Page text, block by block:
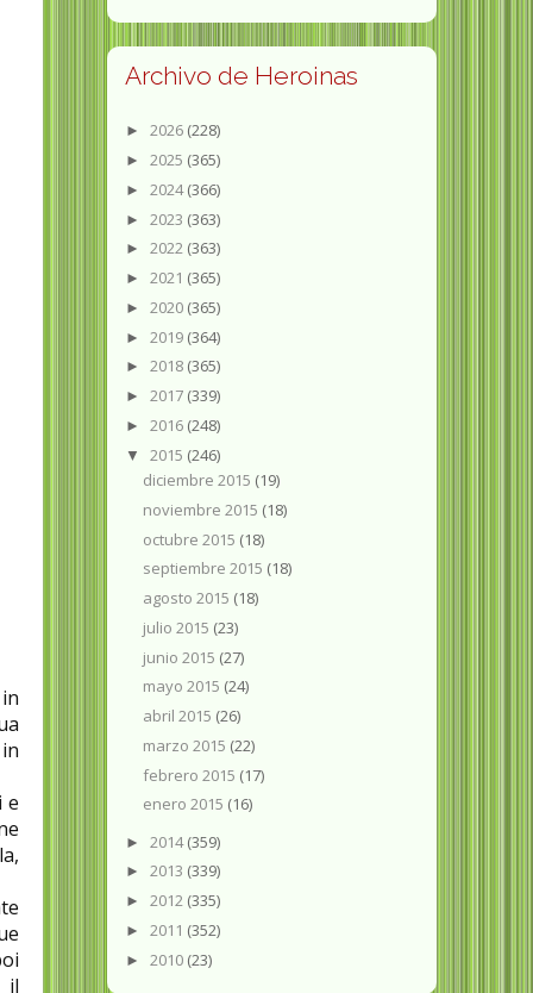
e
il
Archivo de Heroinas
► 2026 (228)
► 2025 (365)
► 2024(366)
► 2023 (363)
► 2022 (363)
► 2021 (365)
► 2020 (365)
► 2019 (364)
► 2018 (365)
► 2017 (339)
► 2016 (248)
▼ 2015 (246)
diciembre 2015 (19)
noviembre 2015 (18)
octubre 2015 (18)
septiembre 2015 (18)
agosto 2015 (18)
julio 2015 (23)
junio 2015 (27)
mayo 2015 (24)
abril 2015 (26)
marzo 2015 (22)
febrero 2015 (17)
enero 2015 (16)
► 2014(359)
► 2013 (339)
► 2012 (335)
► 2011 (352)
► 2010 (23)